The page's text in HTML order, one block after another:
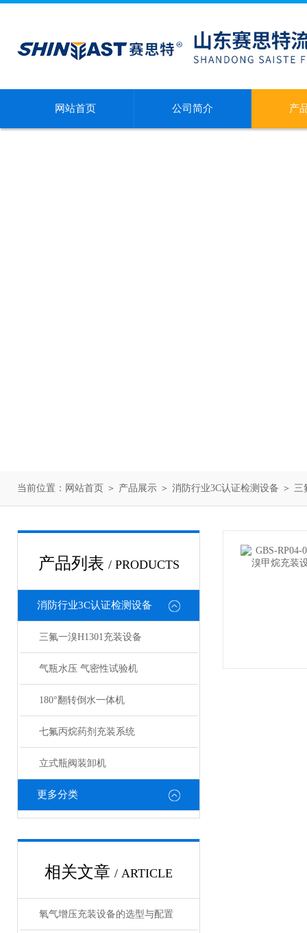
网站首页 公司简介 产
当前位置： 网站首页 ＞ 产品展示 ＞ 消防行业3C认证检测设备 ＞ 三
产品列表 / PRODUCTS
消防行业3C认证检测设备
三氟一溴H1301充装设备
气瓶水压 气密性试验机
180°翻转倒水一体机
七氟丙烷药剂充装系统
立式瓶阀装卸机
更多分类
相关文章 / ARTICLE
氧气增压充装设备的选型与配置